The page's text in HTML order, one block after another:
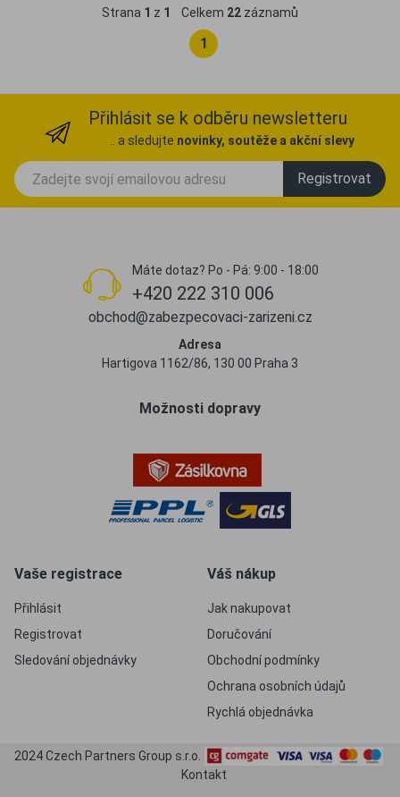
Strana 1 z 1 Celkem 22 záznamů
1
Přihlásit se k odběru newsletteru
.. a sledujte novinky, soutěže a akční slevy
Registrovat
Máte dotaz? Po - Pá: 9:00 - 18:00
+420 222 310 006
obchod@zabezpecovaci-zarizeni.cz
Adresa
Hartigova 1162/86, 130 00 Praha 3
Možnosti dopravy
Vaše registrace
Přihlásit
Registrovat
Sledování objednávky
Váš nákup
Jak nakupovat
Doručování
Obchodní podmínky
Ochrana osobních údajů
Rychlá objednávka
2024 Czech Partners Group s.r.o.
Kontakt